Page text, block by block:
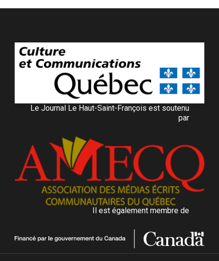
Le Journal Le Haut-Saint-François est soutenu
par
Il est également membre de